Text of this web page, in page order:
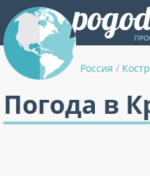
Россия /
Погода в